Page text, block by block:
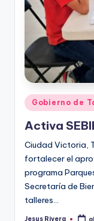
s
Publicado
en
Gobierno de
Activa
Ciudad Victoria,
fortalecer el
programa
Secretaría de
talleres…
Jesus Rivera